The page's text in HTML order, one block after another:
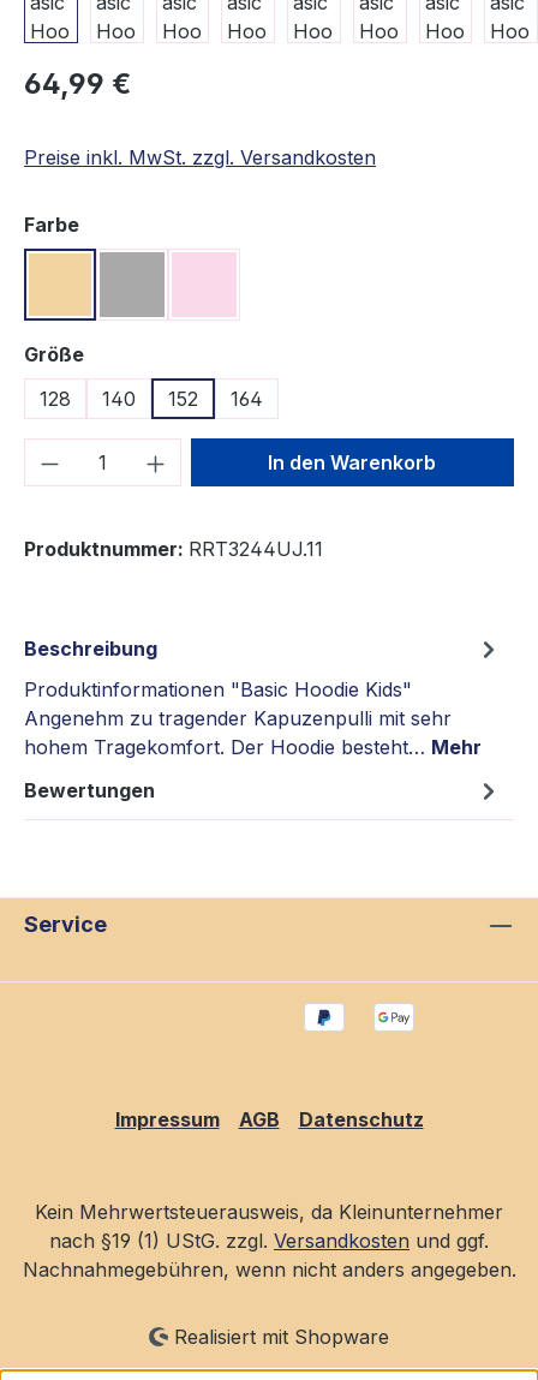
Regulärer Preis:
64,99 €
Preise inkl. MwSt. zzgl. Versandkosten
Farbeauswählen
Größeauswählen
128
140 152 164
Produkt Anzahl: Gib denIn den Warenkorb
Produktnummer: RRT3244UJ.11
Beschreibung
Produktinformationen "Basic Hoodie Kids"
Angenehm zu tragender Kapuzenpulli mit sehr
hohem Tragekomfort. Der Hoodie besteht… Mehr
Bewertungen
Service
Impressum AGB Datenschutz
Kein Mehrwertsteuerausweis, da Kleinunternehmer
nach §19 (1) UStG. zzgl. Versandkosten und ggf.
Nachnahmegebühren, wenn nicht anders angegeben.
Realisiert mit Shopware